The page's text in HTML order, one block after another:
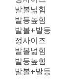
발볼넓힘
발등높힘
발볼+발등
정사이즈
발볼넓힘
발등높힘
발볼+발등